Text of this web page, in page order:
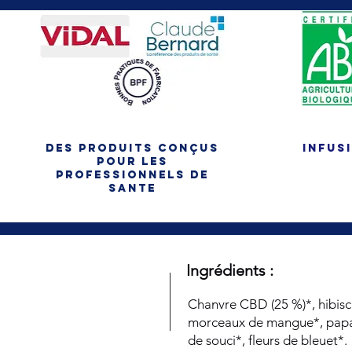
des produits conçus
pour les
professionnels de
sante
Ingrédients :
Chanvre CBD (25 %)*,
morceaux de mangue*,
de souci*, fleurs de bleuet*.